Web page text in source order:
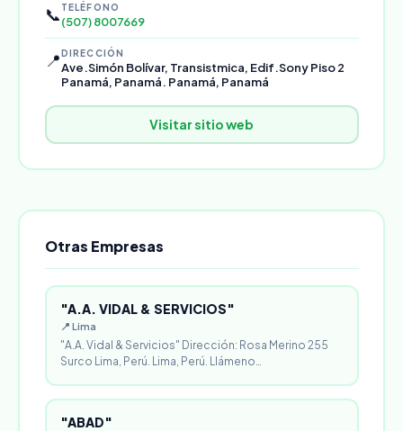
📞 TELÉFONO
(507) 8007669
📍DIRECCIÓN
Ave.Simón Bolívar, Transistmica, Edif.Sony Piso 2
Panamá, Panamá. Panamá, Panamá
Visitar sitio web
Otras Empresas
"A.A. VIDAL & SERVICIOS"
📍 Lima
"A.A. Vidal & Servicios" Dirección: Rosa Merino 255
Surco Lima, Perú. Lima, Perú. Llámeno…
"ABAD"